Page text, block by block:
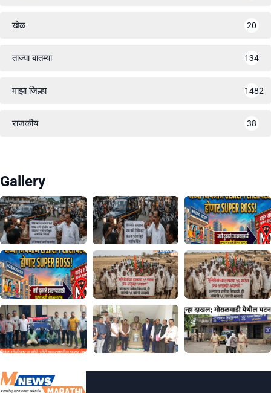
खेळ 20
ताज्या बातम्या 134
माझा जिल्हा 1482
राजकीय 38
Gallery